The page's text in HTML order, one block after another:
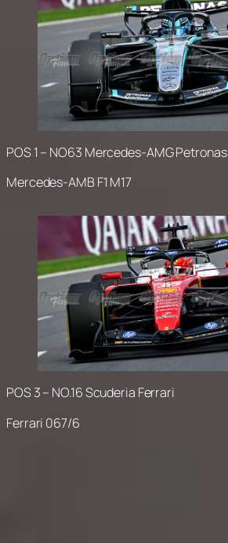
POS 1 – NO63 Mercedes-AMG Petronas
Mercedes-AMB F1 M17
POS 3 – NO.16 Scuderia Ferrari
Ferrari 067/6